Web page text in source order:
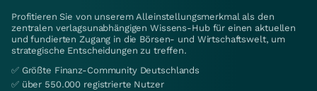
Profitieren Sie von unserem Alleinstellungsmerkmal als den
zentralen verlagsunabhängigen Wissens-Hub für einen aktuellen
und fundierten Zugang in die Börsen- und Wirtschaftswelt, um
strategische Entscheidungen zu treffen.
✅ Größte Finanz-Community Deutschlands
✅ über 550.000 registrierte Nutzer